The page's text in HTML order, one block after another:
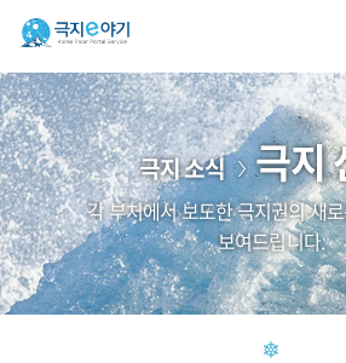
극지 소식 극지
각 부처에서 보도한 극지권의 새
보여드립니다.